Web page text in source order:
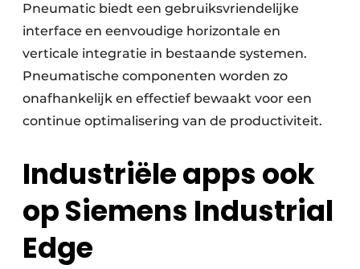
Pneumatic biedt een gebruiksvriendelijke
interface en eenvoudige horizontale en
verticale integratie in bestaande systemen.
Pneumatische componenten worden zo
onafhankelijk en effectief bewaakt voor een
continue optimalisering van de productiviteit.
Industriële apps ook
op Siemens Industrial
Edge